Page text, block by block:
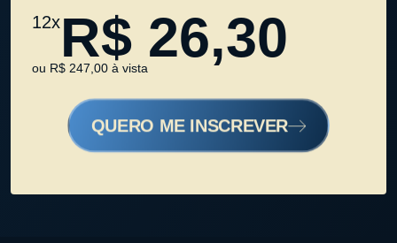
12xR$ 26,30
ou R$ 247,00 à vista
QUERO ME INSCREVER